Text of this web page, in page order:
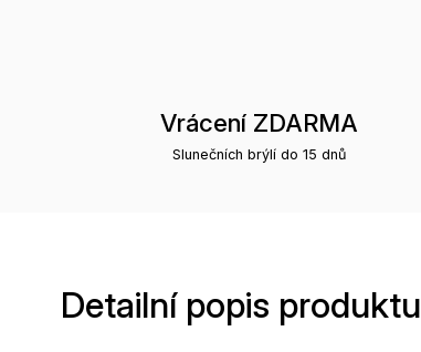
Vrácení ZDARMA
Slunečních brýlí do 15 dnů
Detailní popis produktu